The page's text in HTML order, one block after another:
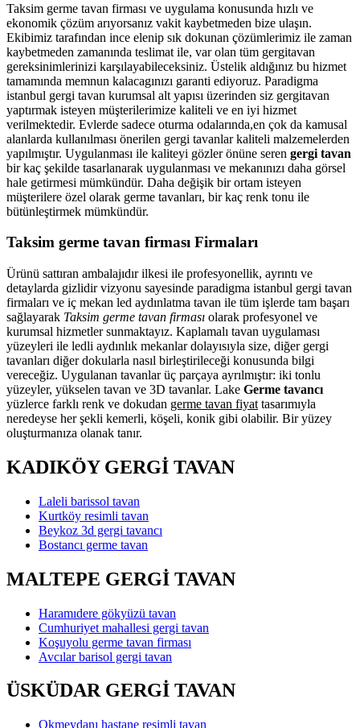
Taksim germe tavan firması ve uygulama konusunda hızlı ve
ekonomik çözüm arıyorsanız vakit kaybetmeden bize ulaşın.
Ekibimiz tarafından ince elenip sık dokunan çözümlerimiz ile zaman
kaybetmeden zamanında teslimat ile, var olan tüm gergitavan
gereksinimlerinizi karşılayabileceksiniz. Üstelik aldığınız bu hizmet
tamamında memnun kalacagınızı garanti ediyoruz. Paradigma
istanbul gergi tavan kurumsal alt yapısı üzerinden siz gergitavan
yaptırmak isteyen müşterilerimize kaliteli ve en iyi hizmet
verilmektedir. Evlerde sadece oturma odalarında,en çok da kamusal
alanlarda kullanılması önerilen gergi tavanlar kaliteli malzemelerden
yapılmıştır. Uygulanması ile kaliteyi gözler önüne seren gergi tavan
bir kaç şekilde tasarlanarak uygulanması ve mekanınızı daha görsel
hale getirmesi mümkündür. Daha değişik bir ortam isteyen
müşterilere özel olarak germe tavanları, bir kaç renk tonu ile
bütünleştirmek mümkündür.
Taksim germe tavan firması Firmaları
Ürünü sattıran ambalajıdır ilkesi ile profesyonellik, ayrıntı ve
detaylarda gizlidir vizyonu sayesinde paradigma istanbul gergi tavan
firmaları ve iç mekan led aydınlatma tavan ile tüm işlerde tam başarı
sağlayarak Taksim germe tavan firması olarak profesyonel ve
kurumsal hizmetler sunmaktayız. Kaplamalı tavan uygulaması
yüzeyleri ile ledli aydınlık mekanlar dolayısıyla size, diğer gergi
tavanları diğer dokularla nasıl birleştirileceği konusunda bilgi
vereceğiz. Uygulanan tavanlar üç parçaya ayrılmıştır: iki tonlu
yüzeyler, yükselen tavan ve 3D tavanlar. Lake Germe tavancı
yüzlerce farklı renk ve dokudan germe tavan fiyat tasarımıyla
neredeyse her şekli kemerli, köşeli, konik gibi olabilir. Bir yüzey
oluşturmanıza olanak tanır.
KADIKÖY GERGİ TAVAN
Laleli barissol tavan
Kurtköy resimli tavan
Beykoz 3d gergi tavancı
Bostancı germe tavan
MALTEPE GERGİ TAVAN
Haramıdere gökyüzü tavan
Cumhuriyet mahallesi gergi tavan
Koşuyolu germe tavan firması
Avcılar barisol gergi tavan
ÜSKÜDAR GERGİ TAVAN
Okmeydanı hastane resimli tavan